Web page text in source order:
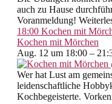
auch zu Hause
Voranmeldung!
18:00 Kochen mit
Kochen mit Mörchen
Aug. 12 um 18:00 –
Wer hat Lust am
leidenschaftliche
Kochbegeisterte.